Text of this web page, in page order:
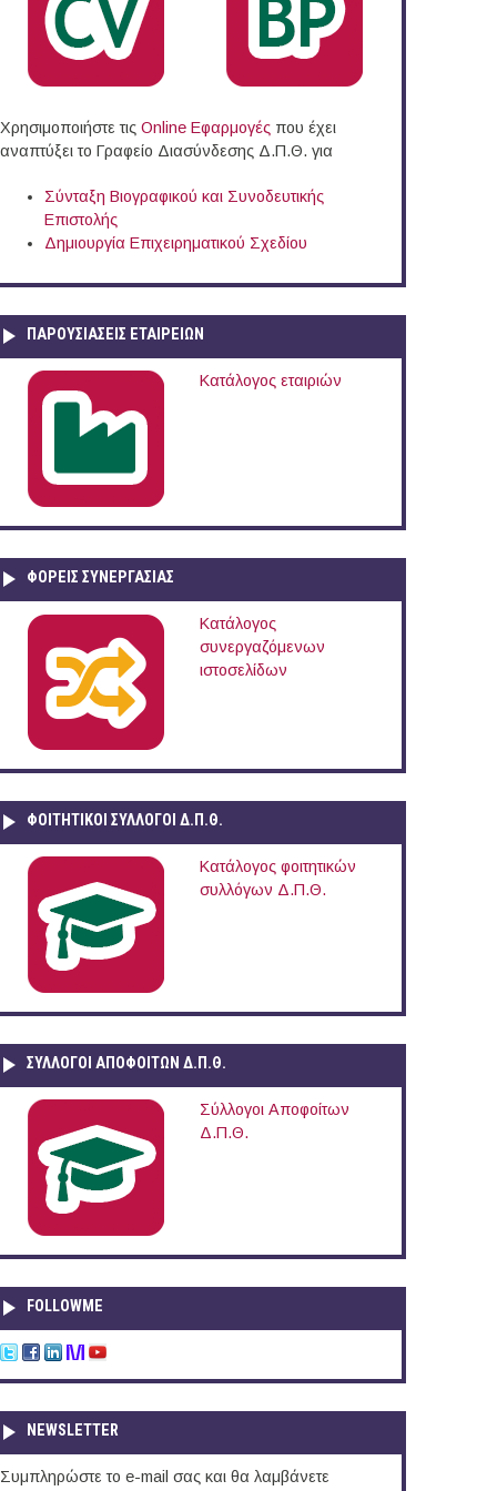
Χρησιμοποιήστε τις Online Eφαρμογές που έχει
αναπτύξει το Γραφείο Διασύνδεσης Δ.Π.Θ. για
Σύνταξη Βιογραφικού και Συνοδευτικής
Επιστολής
Δημιουργία Επιχειρηματικού Σχεδίου
ΠΑΡΟΥΣΙΆΣΕΙΣ ΕΤΑΙΡΕΙΏΝ
Κατάλογος εταιριών
ΦΟΡΕΙΣ ΣΥΝΕΡΓΑΣΙΑΣ
Κατάλογος
συνεργαζόμενων
ιστοσελίδων
ΦΟΙΤΗΤΙΚΟΙ ΣΥΛΛΟΓΟΙ Δ.Π.Θ.
Κατάλογος φοιτητικών
συλλόγων Δ.Π.Θ.
ΣΥΛΛΟΓΟΙ ΑΠΟΦΟΙΤΩΝ Δ.Π.Θ.
Σύλλογοι Αποφοίτων
Δ.Π.Θ.
FOLLOWME
NEWSLETTER
Συμπληρώστε το e-mail σας και θα λαμβάνετε